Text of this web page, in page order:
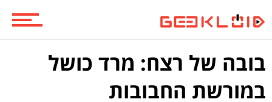
בובה של רצח: מרד כושל
במורשת החבובות